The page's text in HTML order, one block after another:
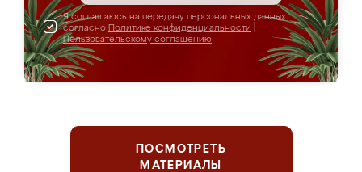
Я соглашаюсь на передачу персональных данных
согласно Политике конфиденциальности
Пользовательскому соглашению
ПОСМОТРЕТЬ
МАТЕРИАЛЫ